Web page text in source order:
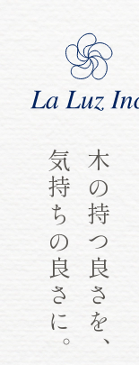
木の持つ良さを、
気持ちの良さに。